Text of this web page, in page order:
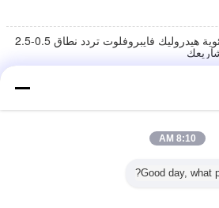
0-50 درجة مئوية هيدروليك فايبروفلوت تردد نطاق 0.5-2.5
معدات فيبرو فلوت الفولاذية
في مقاومة التسييل
8:10 AM
Good day, what